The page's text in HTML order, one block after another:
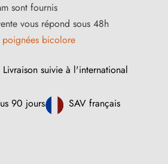
sont fournis
vous répond sous 48h
poignées bicolore
Livraison suivie à l'international
90 jours SAV français